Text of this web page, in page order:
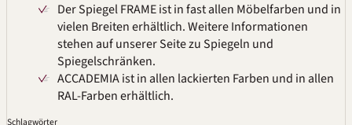
Der Spiegel FRAME ist in fast allen Möbelfarben und in
vielen Breiten erhältlich. Weitere Informationen
stehen auf unserer Seite zu Spiegeln und
Spiegelschränken.
ACCADEMIA ist in allen lackierten Farben und in allen
RAL-Farben erhältlich.
Schlagwörter